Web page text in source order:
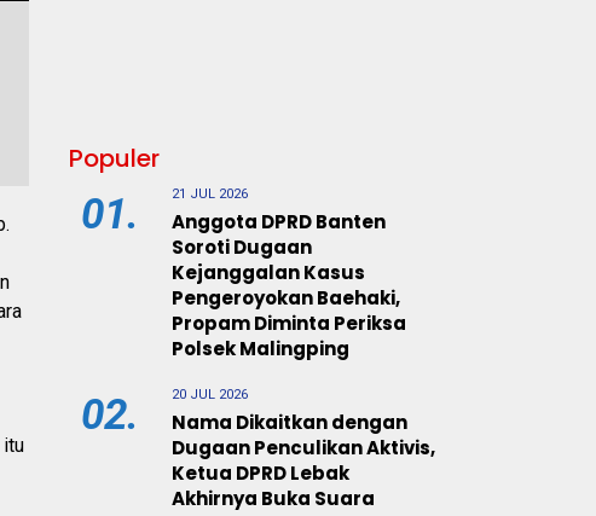
itu
Populer
01. 21 JUL 2026
Anggota DPRD Banten
Soroti Dugaan
Kejanggalan Kasus
Pengeroyokan Baehaki,
Propam Diminta Periksa
Polsek Malingping
02. 20 JUL 2026
Nama Dikaitkan dengan
Dugaan Penculikan Aktivis,
Ketua DPRD Lebak
Akhirnya Buka Suara